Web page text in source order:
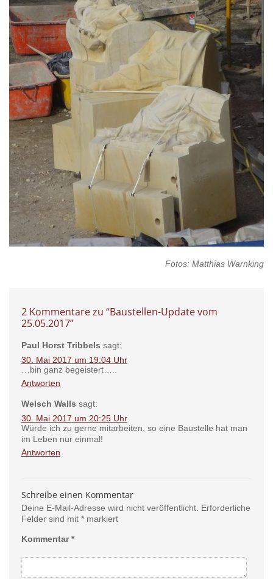
Fotos: Matthias Warnking
2 Kommentare zu “Baustellen-Update vom
25.05.2017”
Paul Horst Tribbels sagt:
30. Mai 2017 um 19:04 Uhr
…bin ganz begeistert…..
Antworten
Welsch Walls sagt:
30. Mai 2017 um 20:25 Uhr
Würde ich zu gerne mitarbeiten, so eine Baustelle hat man
im Leben nur einmal!
Antworten
Schreibe einen Kommentar
Deine E-Mail-Adresse wird nicht veröffentlicht. Erforderliche
Felder sind mit * markiert
Kommentar *